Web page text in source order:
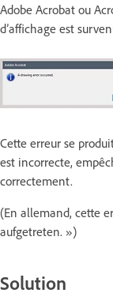
Adobe Acrobat ou
d’affichage est
Cette erreur se
est incorrecte,
correctement.
(En allemand, cette
aufgetreten. »)
Solution